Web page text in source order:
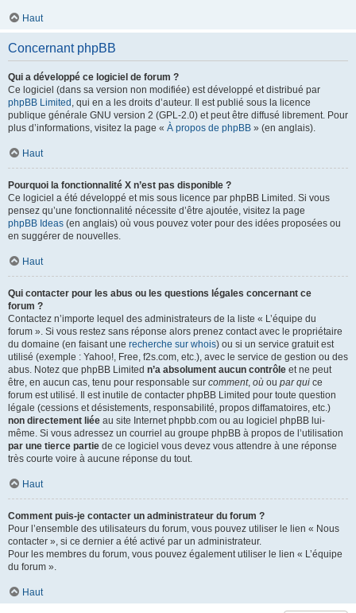
Haut
Concernant phpBB
Qui a développé ce logiciel de forum ?
Ce logiciel (dans sa version non modifiée) est développé et distribué par
phpBB Limited , qui en a les droits d’auteur. Il est publié sous la licence
publique générale GNU version 2 (GPL-2.0) et peut être diffusé librement. Pour
plus d’informations, visitez la page « À propos de phpBB » (en anglais).
Haut
Pourquoi la fonctionnalité X n’est pas disponible ?
Ce logiciel a été développé et mis sous licence par phpBB Limited. Si vous
pensez qu’une fonctionnalité nécessite d’être ajoutée, visitez la page
phpBB Ideas (en anglais) où vous pouvez voter pour des idées proposées ou
en suggérer de nouvelles.
Haut
Qui contacter pour les abus ou les questions légales concernant ce
forum ?
Contactez n’importe lequel des administrateurs de la liste « L’équipe du
forum ». Si vous restez sans réponse alors prenez contact avec le propriétaire
du domaine (en faisant une recherche sur whois) ou si un service gratuit est
utilisé (exemple : Yahoo!, Free, f2s.com, etc.), avec le service de gestion ou des
abus. Notez que phpBB Limited n’a absolument aucun contrôle et ne peut
être, en aucun cas, tenu pour responsable sur comment, où ou par qui ce
forum est utilisé. Il est inutile de contacter phpBB Limited pour toute question
légale (cessions et désistements, responsabilité, propos diffamatoires, etc.)
non directement liée au site Internet phpbb.com ou au logiciel phpBB lui-
même. Si vous adressez un courriel au groupe phpBB à propos de l’utilisation
par une tierce partie de ce logiciel vous devez vous attendre à une réponse
très courte voire à aucune réponse du tout.
Haut
Comment puis-je contacter un administrateur du forum ?
Pour l’ensemble des utilisateurs du forum, vous pouvez utiliser le lien « Nous
contacter », si ce dernier a été activé par un administrateur.
Pour les membres du forum, vous pouvez également utiliser le lien « L’équipe
du forum ».
Haut